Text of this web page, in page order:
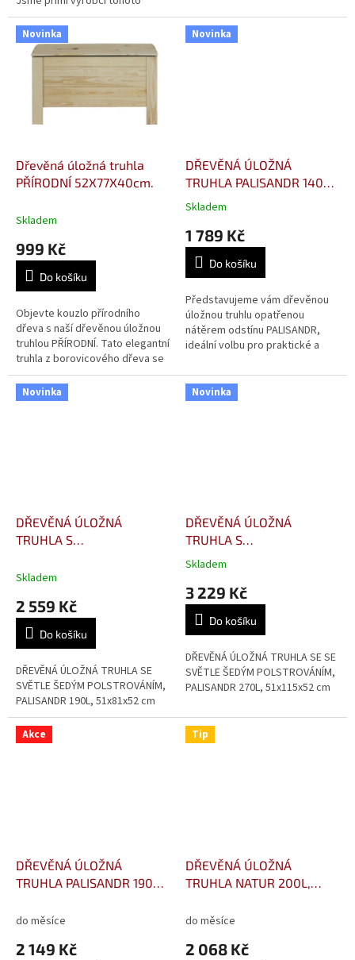
produktu. Praktický a estetický
kus nábytku vhodný na
zahrady...
Novinka
Dřevěná úložná truhla
PŘÍRODNÍ 52X77X40cm.
Skladem
999 Kč
Do košíku
Objevte kouzlo přírodního
dřeva s naší dřevěnou úložnou
truhlou PŘÍRODNÍ. Tato elegantní
truhla z borovicového dřeva se
stane nejen praktickým
pomocníkem, ale také
stylovým...
Novinka
DŘEVĚNÁ ÚLOŽNÁ
TRUHLA PALISANDR 140L,
48x81x39cm
Průměrné
produktu
3,3
5
hvězdiček.
Skladem
1 789 Kč
Do košíku
Představujeme vám dřevěnou
úložnou truhlu opatřenou
nátěrem odstínu PALISANDR,
ideální volbu pro praktické a
vyrobená z kvalitního
borovicového...
Novinka
DŘEVĚNÁ ÚLOŽNÁ
TRUHLA S
PALISANDR 190L, 51x81x52
Skladem
2 559 Kč
Do košíku
DŘEVĚNÁ ÚLOŽNÁ TRUHLA SE
SVĚTLE ŠEDÝM POLSTROVÁNÍM,
PALISANDR 190L, 51x81x52 cm
Novinka
DŘEVĚNÁ ÚLOŽNÁ
TRUHLA S
POLSTROVÁNÍM,
51x115x52 cm
Průměrné
produktu
3,5
5
hvězdiček.
Skladem
3 229 Kč
Do košíku
DŘEVĚNÁ ÚLOŽNÁ TRUHLA SE SE
SVĚTLE ŠEDÝM POLSTROVÁNÍM,
PALISANDR 270L, 51x115x52 cm
Akce
DŘEVĚNÁ ÚLOŽNÁ
TRUHLA PALISANDR 190L,
do měsíce
2 149 Kč
Tip
DŘEVĚNÁ ÚLOŽNÁ
TRUHLA NATUR 200L,
do měsíce
2 068 Kč